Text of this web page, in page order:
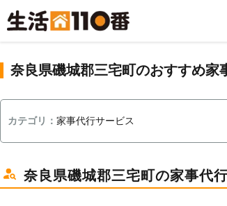
奈良県磯城郡三宅町のおすすめ家
カテゴリ： 家事代行サービス
奈良県磯城郡三宅町の家事代